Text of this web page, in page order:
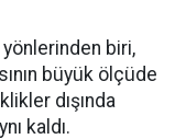
biri,
büyük ölçüde
dışında
kaldı.